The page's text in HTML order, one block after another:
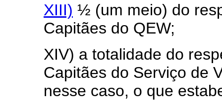
XIII) ½ (um meio) do
Capitães do QEW;
XIV) a totalidade do
Capitães do Serviço de
nesse caso, o que